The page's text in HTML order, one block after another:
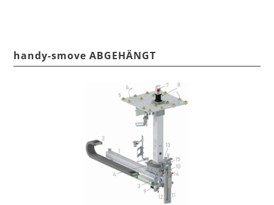
handy-smove ABGEHÄNGT